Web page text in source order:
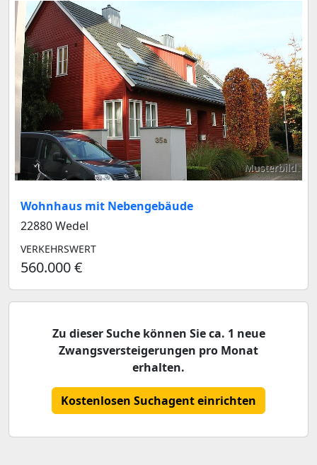
Musterbild
Wohnhaus mit Nebengebäude
22880 Wedel
VERKEHRSWERT
560.000 €
Zu dieser Suche können Sie ca. 1 neue
Zwangsversteigerungen pro Monat
erhalten.
Kostenlosen Suchagent einrichten